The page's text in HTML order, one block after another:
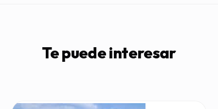
Te puede interesar